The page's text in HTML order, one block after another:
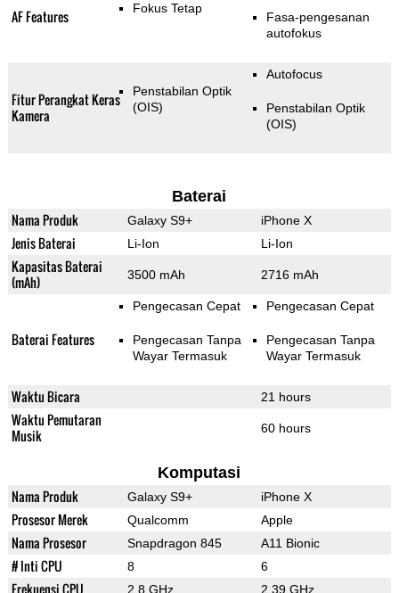
AF Features Fokus Tetap
Fasa-pengesanan
autofokus
Fitur Perangkat Keras
Kamera
Penstabilan Optik
(OIS)
Autofocus
Penstabilan Optik
(OIS)
Baterai
Nama Produk Galaxy S9+ iPhone X
Jenis Baterai Li-Ion Li-Ion
Kapasitas Baterai
(mAh)
3500 mAh 2716 mAh
Baterai Features
Pengecasan Cepat
Pengecasan Tanpa
Wayar Termasuk
Pengecasan Cepat
Pengecasan Tanpa
Wayar Termasuk
Waktu Bicara 21 hours
Waktu Pemutaran
Musik
60 hours
Komputasi
Nama Produk Galaxy S9+ iPhone X
Prosesor Merek Qualcomm Apple
Nama Prosesor Snapdragon 845 A11 Bionic
# Inti CPU 8 6
Frekuensi CPU 2.8 GHz 2.39 GHz